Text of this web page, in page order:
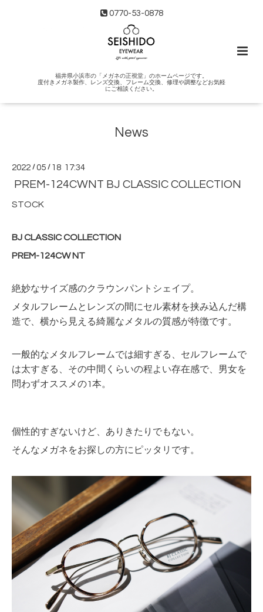
0770-53-0878
福井県小浜市の「メガネの正視堂」のホームページです。
度付きメガネ製作、レンズ交換、フレーム交換、修理や調整などお気軽
にご相談ください。
News
2022 /05 / 18 17:34
PREM-124CWNT BJ CLASSIC COLLECTION
STOCK
BJ CLASSIC COLLECTION
PREM-124CW NT
絶妙なサイズ感のクラウンパントシェイプ。
メタルフレームとレンズの間にセル素材を挟み込んだ構
造で、横から見える綺麗なメタルの質感が特徴です。
一般的なメタルフレームでは細すぎる、セルフレームで
は太すぎる、その中間くらいの程よい存在感で、男女を
問わずオススメの1本。
個性的すぎないけど、ありきたりでもない。
そんなメガネをお探しの方にピッタリです。